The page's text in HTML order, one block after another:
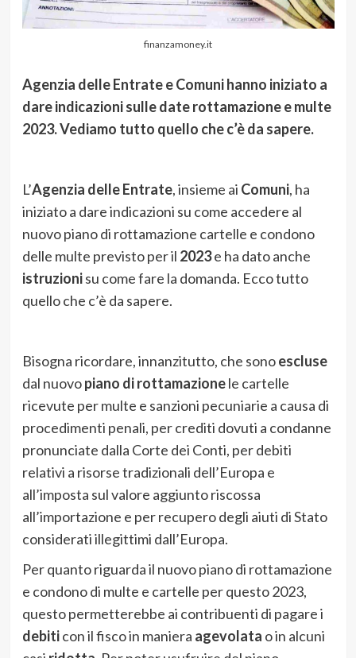
finanzamoney.it
Agenzia delle Entrate e Comuni hanno iniziato a
dare indicazioni sulle date rottamazione e multe
2023. Vediamo tutto quello che c’è da sapere.
L’Agenzia delle Entrate, insieme ai Comuni, ha
iniziato a dare indicazioni su come accedere al
nuovo piano di rottamazione cartelle e condono
delle multe previsto per il 2023e ha dato anche
istruzionisu come fare la domanda. Ecco tutto
quello che c’è da sapere.
Bisogna ricordare, innanzitutto, che sonoescluse
dal nuovopiano di rottamazionele cartelle
ricevute per multe e sanzioni pecuniarie a causa di
procedimenti penali, per crediti dovuti a condanne
pronunciate dalla Corte dei Conti, per debiti
relativi a risorse tradizionali dell’Europa e
all’imposta sul valore aggiunto riscossa
all’importazione e per recupero degli aiuti di Stato
considerati illegittimi dall’Europa.
Per quanto riguarda il nuovo piano di rottamazione
e condono di multe e cartelle per questo 2023,
questo permetterebbe ai contribuenti di pagare i
debiticon il fisco in maniera agevolata o in alcuni